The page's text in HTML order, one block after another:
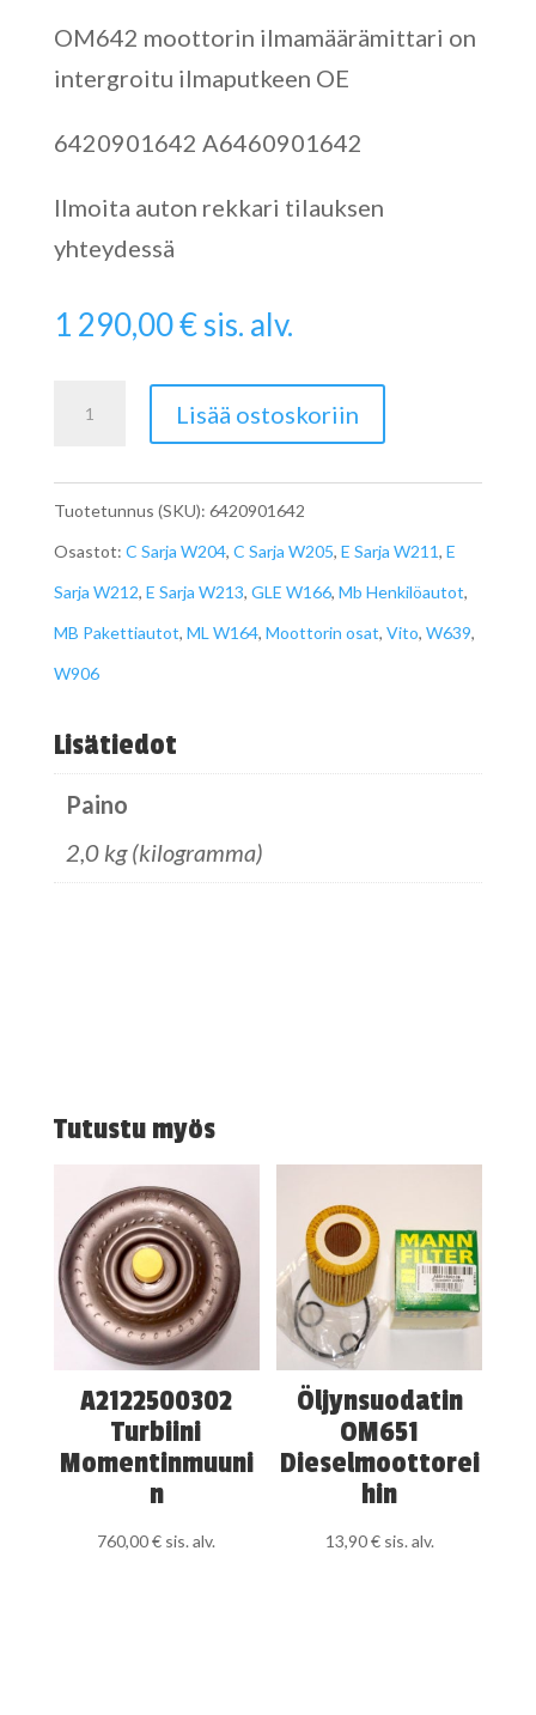
OM642 moottorin ilmamäärämittari on
intergroitu ilmaputkeen OE
6420901642 A6460901642
Ilmoita auton rekkari tilauksen
yhteydessä
1 290,00€sis. alv.
Ilmamäärämittari
A6420901642
määrä
Lisää ostoskoriin
Tuotetunnus (SKU): 6420901642
Osastot: C Sarja W204, C Sarja W205, E Sarja W211, E
Sarja W212, E Sarja W213, GLE W166, Mb Henkilöautot,
MB Pakettiautot, ML W164, Moottorin osat, Vito, W639,
W906
Lisätiedot
Paino
2,0 kg (kilogramma)
Tutustu myös
A2122500302
Turbiini
Momentinmuuni
n
760,00€ sis. alv.
Öljynsuodatin
OM651
Dieselmoottorei
hin
13,90€ sis. alv.